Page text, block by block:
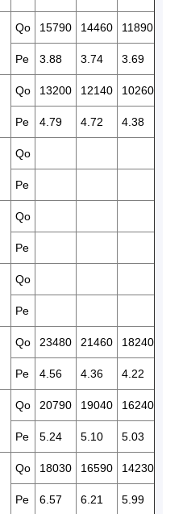
Qo 15790 14460 11890
Pe 3.88 3.74 3.69
Qo 13200 12140 10260
Pe 4.79 4.72 4.38
Qo
Pe
Qo
Pe
Qo
Pe
Qo 23480 21460 18240
Pe 4.56 4.36 4.22
Qo 20790 19040 16240
Pe 5.24 5.10 5.03
Qo 18030 16590 14230
Pe 6.57 6.21 5.99